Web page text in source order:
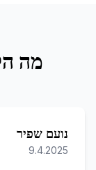
מה
נועם שפיר
9.4.2025